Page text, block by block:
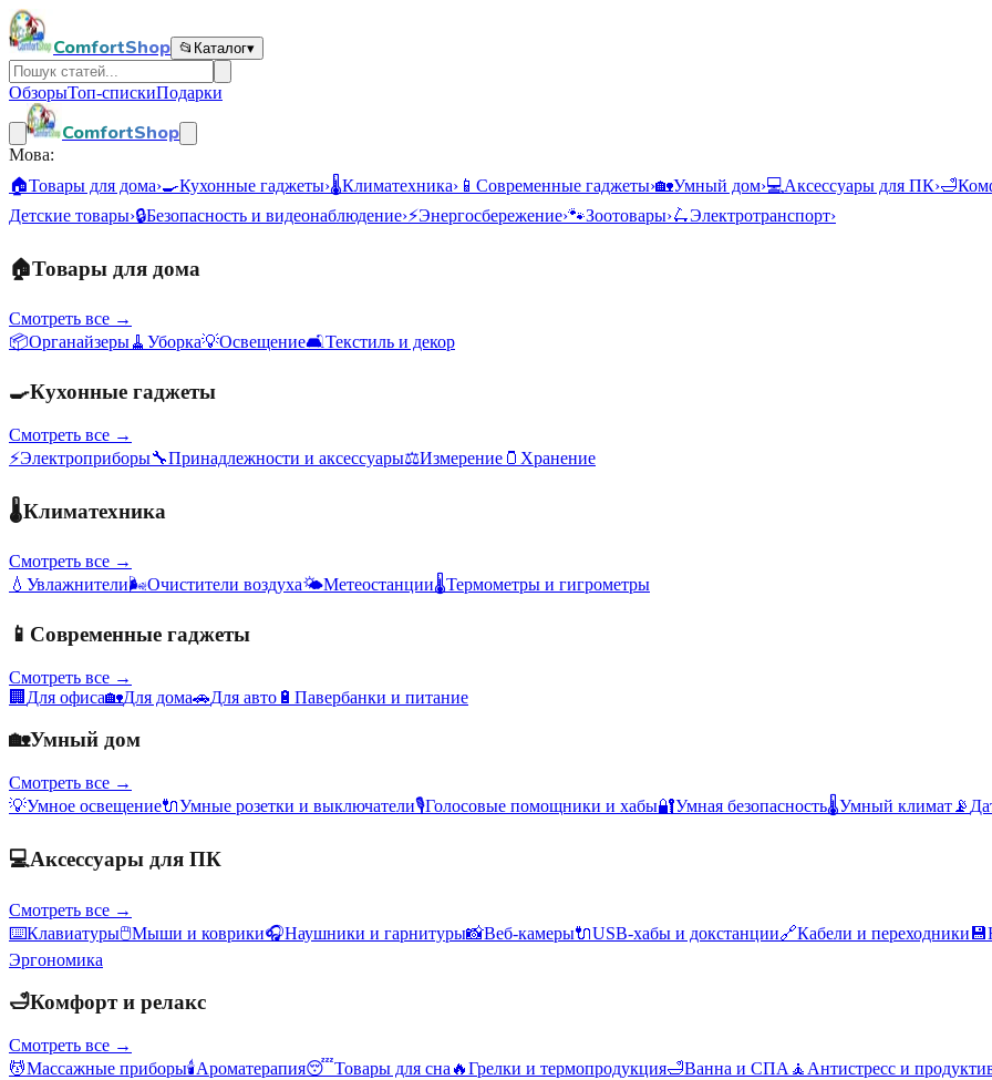
ComfortShop 📂 Каталог▾
ОбзорыТоп-спискиПодарки
ComfortShop
Мова:
🏠Товары для дома›🍳Кухонные гаджеты›🌡️Климатехника› 📱 Современные гаджеты›🏡Умный дом›💻Аксессуары для ПК›🛁
Детские товары›🔒Безопасность и видеонаблюдение›⚡Энергосбережение›🐾Зоотовары›🛴Электротранспорт›
🏠Товары для дома
Смотреть все →
📦Органайзеры🧹 Уборка💡Освещение🛋️Текстиль и декор
🍳Кухонные гаджеты
Смотреть все →
⚡Электроприборы🔧Принадлежности и аксессуары⚖️Измерение 🫙 Хранение
🌡️Климатехника
Смотреть все →
💧 Увлажнители🌬️Очистители воздуха🌤️Метеостанции🌡️Термометры и гигрометры
📱 Современные гаджеты
Смотреть все →
🏢 Для офиса🏡Для дома🚗Для авто 🔋 Павербанки и питание
🏡Умный дом
Смотреть все →
💡Умное освещение🔌Умные розетки и выключатели🎙️Голосовые помощники и хабы🔐Умная безопасность🌡️Умный климат 📡
💻Аксессуары для ПК
Смотреть все →
⌨️Клавиатуры🖱️Мыши и коврики🎧Наушники и гарнитуры📸Веб-камеры🔌USB-хабы и докстанции🔗Кабели и переходники 💾
Эргономика
🛁Комфорт и релакс
Смотреть все →
💆Массажные приборы🕯️Ароматерапия😴Товары для сна 🔥Грелки и термопродукция🛁Ванна и СПА 🧘 Антистресс и